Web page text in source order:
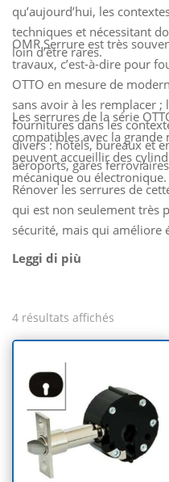
qu’aujourd’hui, les
techniques et nécessitant
loin d’être rares.
OMR Serrure est très
travaux, c’est-à-dire pour
OTTO en mesure de
sans avoir à les remplacer ;
fournitures dans les
divers : hôtels, bureaux et
aéroports, gares
Les serrures de la série
compatibles avec la
peuvent accueillir des
mécanique ou électronique.
Rénover les serrures de
qui est non seulement très
sécurité, mais qui améliore
praticité et permet de
d’accès modernes et
4 résultats affichés